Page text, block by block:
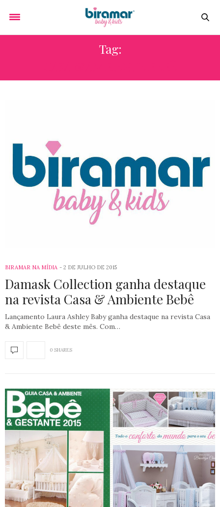
Tag:
BIRAMAR NA MÍDIA 2 DE JULHO DE 2015
Damask Collection ganha destaque
na revista Casa & Ambiente Bebê
Lançamento Laura Ashley Baby ganha destaque na revista Casa
& Ambiente Bebê deste mês. Com…
0 SHARES